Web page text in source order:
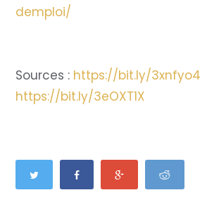
demploi/
Sources : https://bit.ly/3xnfyo4
https://bit.ly/3eOXT1X